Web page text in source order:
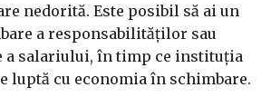
nedorită. Este posibil să ai un
a responsabilităților sau
a salariului, în timp ce instituția
luptă cu economia în schimbare.